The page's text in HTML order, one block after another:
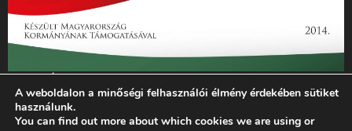
„Az Új Ember katolikus hetilap 2014. évi működésének
támogatását az EGYH-KCP-14-P-0121 sz. támogatási
szerződés keretében 3 000 000 Ft összegben támogatta az
A weboldalon a minőségi felhasználói élmény érdekében sütiket
használunk.
You can find out more about which cookies we are using or